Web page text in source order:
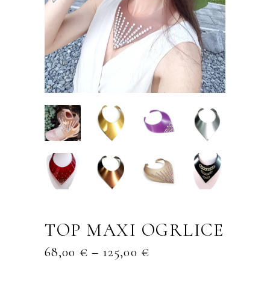
TOP MAXI OGRLICE
68,00 € – 125,00 €CENOVNI